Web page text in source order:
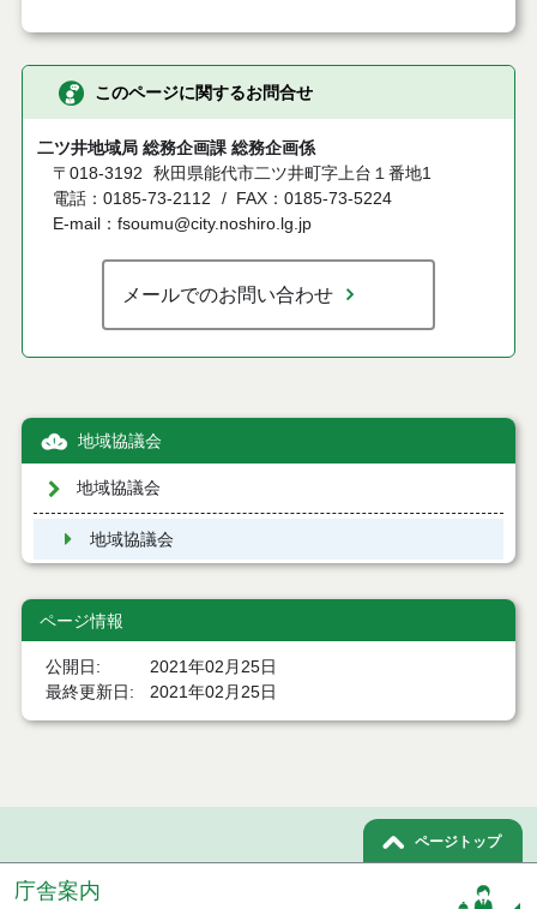
このページに関するお問合せ
二ツ井地域局 総務企画課 総務企画係
〒018-3192
秋田県能代市二ツ井町字上台１番地1
電話：0185-73-2112
FAX：0185-73-5224
E-mail：fsoumu@city.noshiro.lg.jp
メールでのお問い合わせ
地域協議会
地域協議会
地域協議会
ページ情報
公開日
2021年02月25日
最終更新日
2021年02月25日
ページトップ
庁舎案内